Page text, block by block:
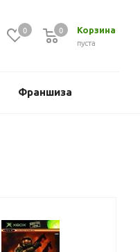
0 Корзина
пуста
0
Франшиза